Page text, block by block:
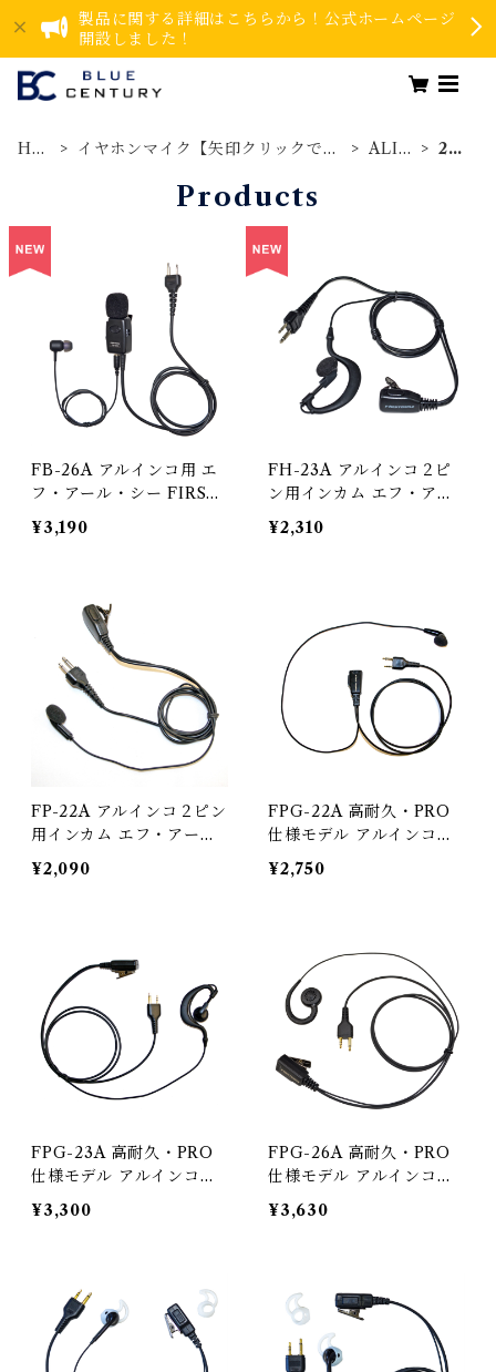
製品に関する詳細はこちらから！公式ホームページ
開設しました！
HO
イヤホンマイク【矢印クリックで詳
ALIN
2ピ
Products
FB-26A アルインコ用 エ
フ・アール・シー FIRST
COM タイピン型イヤホン
マイク カナルタイプイヤ
¥3,190
FH-23A アルインコ２ピ
ン用インカム エフ・アー
ル・シー FIRSTCOM 耳
掛け型イヤホンマイク
¥2,310
FP-22A アルインコ２ピン
用インカム エフ・アー
ル・シー FIRSTCOM イ
ンナーイヤー型イヤホンマ
¥2,090
FPG-22A 高耐久・PRO
仕様モデル アルインコ２
ピン用インカム エフ・ア
ール・シー FIRSTCOM
¥2,750
FPG-23A 高耐久・PRO
仕様モデル アルインコ２
ピン用インカム エフ・ア
ール・シー FIRSTCOM
¥3,300
FPG-26A 高耐久・PRO
仕様モデル アルインコ２
ピン用インカム エフ・ア
ール・シー FIRSTCOM
¥3,630